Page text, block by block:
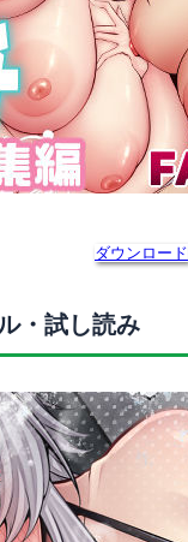
ダウンロード
・試し読み